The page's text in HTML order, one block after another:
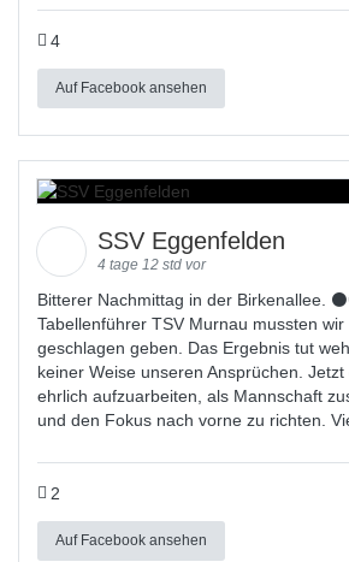
4
Auf Facebook ansehen
SSV Eggenfelden
4 tage 12 std vor
Bitterer Nachmittag in der Birkenallee.
Tabellenführer TSV Murnau mussten
geschlagen geben. Das Ergebnis tut
keiner Weise unseren Ansprüchen.
ehrlich aufzuarbeiten, als Mannschaft
und den Fokus nach vorne zu richten.
2
Auf Facebook ansehen